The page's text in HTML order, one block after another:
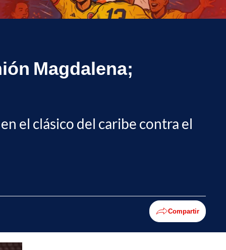
Magdalena;
el clásico del caribe contra el
Compartir